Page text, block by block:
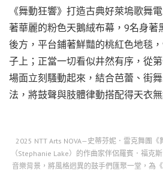
《舞動狂響》打造古典好萊塢歌舞
著華麗的粉色天鵝絨布幕，9名身著
後方，平台鋪著鮮豔的桃紅色地毯
子上；正當一切看似井然有序，從
場面立刻騷動起來，結合芭蕾、街
法，將鼓聲與肢體律動搭配得天衣
2025 NTT Arts NOVA—史蒂芬妮．雷克舞團
（Stephanie Lake）的作曲家伴侶羅賓．福克
音樂背景，將風格迥異的鼓手們匯聚一堂，為